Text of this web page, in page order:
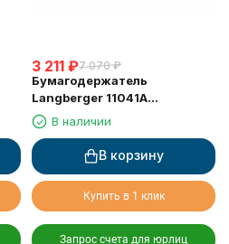
3 211 ₽7 070 ₽
Бумагодержатель
Langberger 11041A
туалетной бумаги с
крышкой
В наличии
В корзину
Купить в 1 клик
Запрос счета для юрлиц